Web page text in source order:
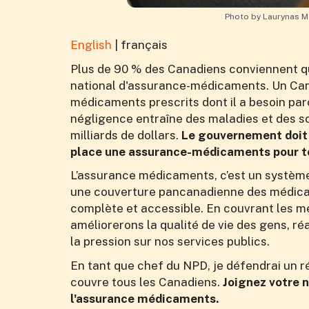
Photo by Laurynas
English
français
Plus de 90 % des Canadiens conviennent
national d'assurance-médicaments. Un
médicaments prescrits dont il a besoin
négligence entraîne des maladies et des
milliards de dollars. Le gouvernement
place une assurance-médicaments pour
L’assurance médicaments, c’est un
une couverture pancanadienne des
complète et accessible. En couvrant les
améliorerons la qualité de vie des gens,
la pression sur nos services publics.
En tant que chef du NPD, je défendrai un
couvre tous les Canadiens. Joignez votre
l'assurance médicaments.